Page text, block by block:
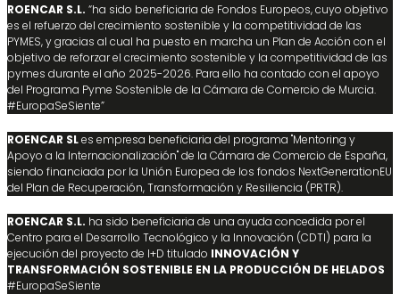
ROENCAR S.L. “ha sido beneficiaria de Fondos Europeos, cuyo objetivo
es el refuerzo del crecimiento sostenible y la competitividad de las
PYMES, y gracias al cual ha puesto en marcha un Plan de Acción con el
objetivo de reforzar el crecimiento sostenible y la competitividad de las
pymes durante el año 2025-2026. Para ello ha contado con el apoyo
del Programa Pyme Sostenible de la Cámara de Comercio de Murcia.
#EuropaSeSiente”
ROENCAR SLes empresa beneficiaria del programa "Mentoring y
Apoyo a la Internacionalización" de la Cámara de Comercio de España,
siendo financiada por la Unión Europea de los fondos NextGenerationEU
del Plan de Recuperación, Transformación y Resiliencia (PRTR).
ROENCAR S.L. ha sido beneficiaria de una ayuda concedida por el
Centro para el Desarrollo Tecnológico y la Innovación (CDTI) para la
ejecución del proyecto de I+D titulado INNOVACIÓN Y
TRANSFORMACIÓN SOSTENIBLE EN LA PRODUCCIÓN DE HELADOS
#EuropaSeSiente